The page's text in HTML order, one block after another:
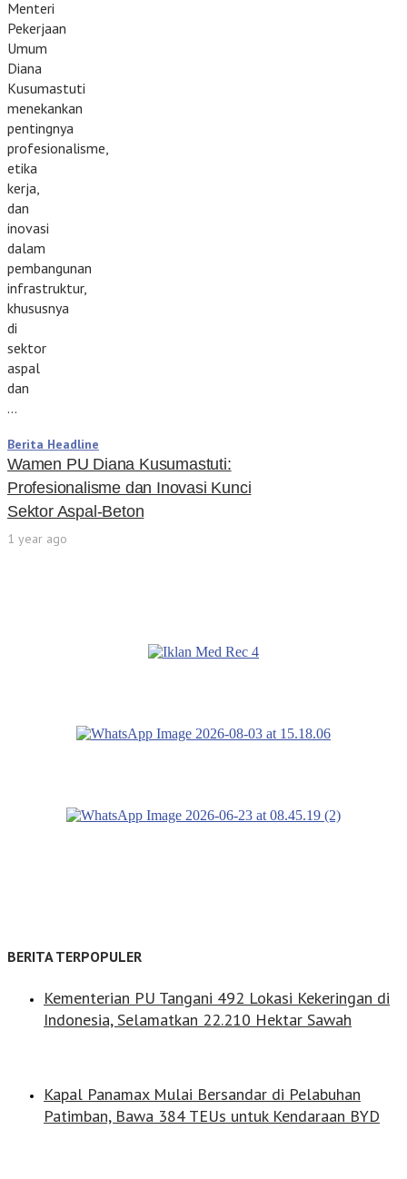
Menteri
Pekerjaan
Umum
Diana
Kusumastuti
menekankan
pentingnya
profesionalisme,
etika
kerja,
dan
inovasi
dalam
pembangunan
infrastruktur,
khususnya
di
sektor
aspal
dan
…
Berita Headline
Wamen PU Diana Kusumastuti:
Profesionalisme dan Inovasi Kunci
Sektor Aspal-Beton
1 year ago
BERITA TERPOPULER
Kementerian PU Tangani 492 Lokasi Kekeringan di
Indonesia, Selamatkan 22.210 Hektar Sawah
Kapal Panamax Mulai Bersandar di Pelabuhan
Patimban, Bawa 384 TEUs untuk Kendaraan BYD